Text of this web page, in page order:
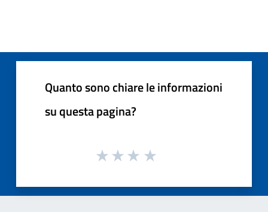
Quanto sono chiare le informazioni
su questa pagina?